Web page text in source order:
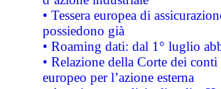
• Tessera europea di
possiedono già
• Roaming dati: dal 1° luglio
• Relazione della Corte dei
europeo per l’azione esterna